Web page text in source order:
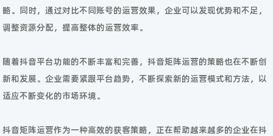
略。同时，通过对比不同账号的运营效果，企业可以发现优势和不足，
调整资源分配，提高整体的运营效率。
随着抖音平台功能的不断丰富和完善，抖音矩阵运营的策略也在不断创
新和发展。企业需要紧跟平台趋势，不断探索新的运营模式和方法，以
适应不断变化的市场环境。
抖音矩阵运营作为一种高效的获客策略，正在帮助越来越多的企业在抖